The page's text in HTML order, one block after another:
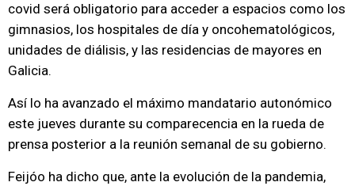
covid será obligatorio para acceder a espacios como los
gimnasios, los hospitales de día y oncohematológicos,
unidades de diálisis, y las residencias de mayores en
Galicia.
Así lo ha avanzado el máximo mandatario autonómico
este jueves durante su comparecencia en la rueda de
prensa posterior a la reunión semanal de su gobierno.
Feijóo ha dicho que, ante la evolución de la pandemia,